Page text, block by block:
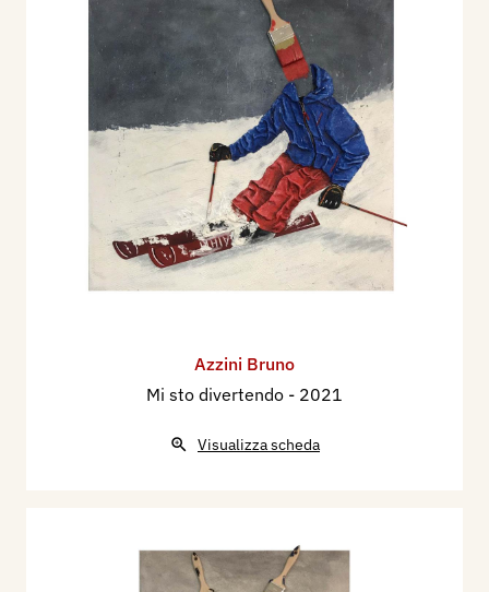
Azzini Bruno
Mi sto divertendo - 2021
Visualizza scheda